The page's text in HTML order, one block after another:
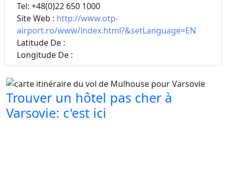
Tel: +48(0)22 650 1000
Site Web : http://www.otp-
airport.ro/www/index.html?&setLanguage=EN
Latitude De :
Longitude De :
Trouver un hôtel pas cher à
Varsovie: c'est ici